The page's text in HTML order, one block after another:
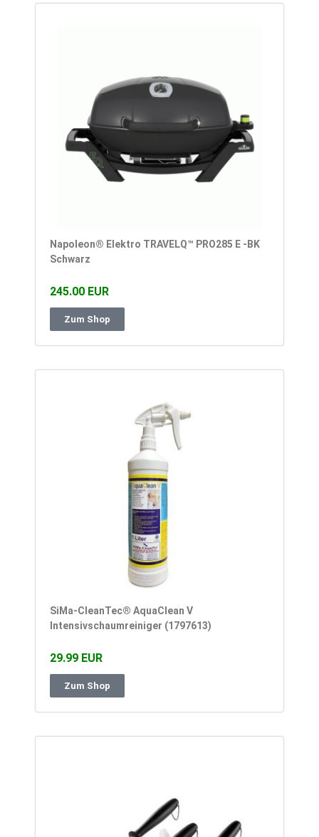
Napoleon® Elektro TRAVELQ™ PRO285 E -BK
Schwarz
245.00 EUR
Zum Shop
SiMa-CleanTec® AquaClean V
Intensivschaumreiniger (1797613)
29.99 EUR
Zum Shop